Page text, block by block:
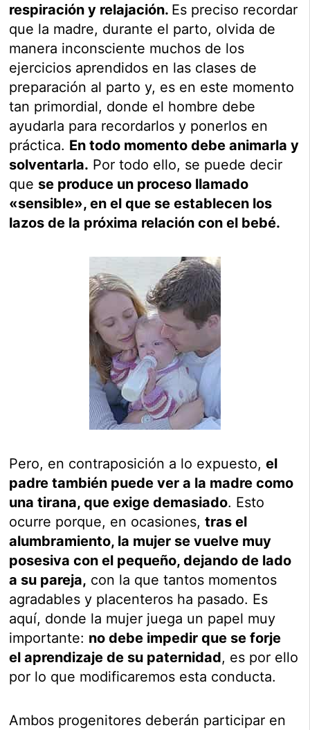
respiración y relajación. Es preciso recordar
que la madre, durante el parto, olvida de
manera inconsciente muchos de los
ejercicios aprendidos en las clases de
preparación al parto y, es en este momento
tan primordial, donde el hombre debe
ayudarla para recordarlos y ponerlos en
práctica. En todo momento debe animarla y
solventarla. Por todo ello, se puede decir
que se produce un proceso llamado
«sensible», en el que se establecen los
lazos de la próxima relación con el bebé.
Pero, en contraposición a lo expuesto,el
padre también puede ver a la madre como
una tirana, que exige demasiado. Esto
ocurre porque, en ocasiones,tras el
alumbramiento, la mujer se vuelve muy
posesiva con el pequeño, dejando de lado
a su pareja, con la que tantos momentos
agradables y placenteros ha pasado. Es
aquí, donde la mujer juega un papel muy
importante: no debe impedir que se forje
el aprendizaje de su paternidad, es por ello
por lo que modificaremos esta conducta.
Ambos progenitores deberán participar en